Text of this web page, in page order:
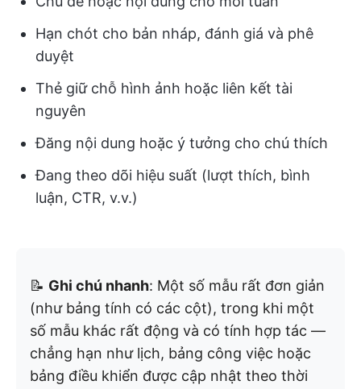
Hạn chót cho bản nháp, đánh giá và phê
duyệt
Thẻ giữ chỗ hình ảnh hoặc liên kết tài
nguyên
Đăng nội dung hoặc ý tưởng cho chú thích
Đang theo dõi hiệu suất (lượt thích, bình
luận, CTR, v.v.)
📝 Ghi chú nhanh: Một số mẫu rất đơn giản
(như bảng tính có các cột), trong khi một
số mẫu khác rất động và có tính hợp tác —
chẳng hạn như lịch, bảng công việc hoặc
bảng điều khiển được cập nhật theo thời